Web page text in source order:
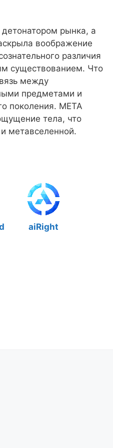
рынка, а
воображение
различия
существованием. Что
между
предметами и
поколения. META
тела, что
метавселенной.
aiRight